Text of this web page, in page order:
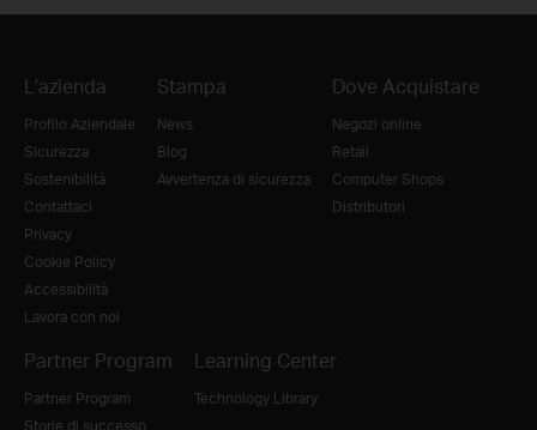
L'azienda
Profilo Aziendale
Sicurezza
Sostenibilità
Contattaci
Privacy
Cookie Policy
Accessibilità
Lavora con noi
Stampa
News
Blog
Avvertenza di sicurezza
Dove Acquistare
Negozi online
Retail
Computer Shops
Distributori
Partner Program
Partner Program
Storie di successo
Learning Center
Technology Library